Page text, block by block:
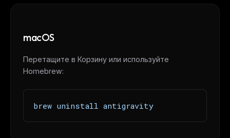
macOS
Перетащите в Корзину или используйте
Homebrew:
brew uninstall antigravity